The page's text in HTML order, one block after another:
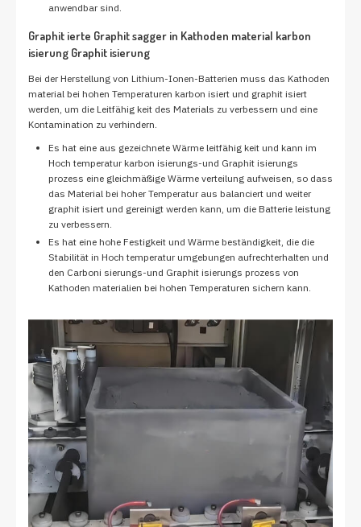
anwendbar sind.
Graphit ierte Graphit sagger in Kathoden material karbon
isierung Graphit isierung
Bei der Herstellung von Lithium-Ionen-Batterien muss das Kathoden
material bei hohen Temperaturen karbon isiert und graphit isiert
werden, um die Leitfähig keit des Materials zu verbessern und eine
Kontamination zu verhindern.
Es hat eine aus gezeichnete Wärme leitfähig keit und kann im
Hoch temperatur karbon isierungs-und Graphit isierungs
prozess eine gleichmäßige Wärme verteilung aufweisen, so dass
das Material bei hoher Temperatur aus balanciert und weiter
graphit isiert und gereinigt werden kann, um die Batterie leistung
zu verbessern.
Es hat eine hohe Festigkeit und Wärme beständigkeit, die die
Stabilität in Hoch temperatur umgebungen aufrechterhalten und
den Carboni sierungs-und Graphit isierungs prozess von
Kathoden materialien bei hohen Temperaturen sichern kann.